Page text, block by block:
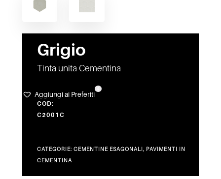
Grigio
Tinta unita Cementina
Aggiungi ai Preferiti
COD:
C2001C
CATEGORIE: CEMENTINE ESAGONALI, PAVIMENTI IN
CEMENTINA